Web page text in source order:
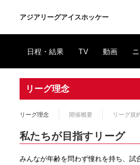
アジアリーグアイスホッケー
日程・結果 TV 動画
リーグ理念
リーグ理念 開催概要 リーグ規
私たちが目指すリーグ
みんなが年齢を問わず憧れを持ち、試